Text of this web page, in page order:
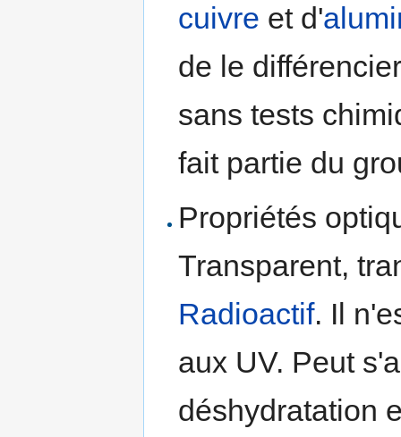
cuivre et d'
de le
sans tests
fait partie du
Propriétés
Transparent,
Radioactif. Il
aux UV. Peut
déshydratation